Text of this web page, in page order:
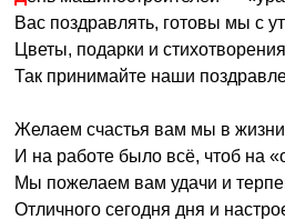
Вас поздравлять, готовы мы с
Цветы, подарки и
Так принимайте наши
Желаем счастья вам мы в
И на работе было всё, чтоб на
Мы пожелаем вам удачи и
Отличного сегодня дня и